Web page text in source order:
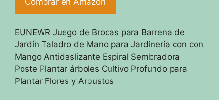
Comprar en Amazon
EUNEWR Juego de Brocas para Barrena de
Jardín Taladro de Mano para Jardinería con con
Mango Antideslizante Espiral Sembradora
Poste Plantar árboles Cultivo Profundo para
Plantar Flores y Arbustos